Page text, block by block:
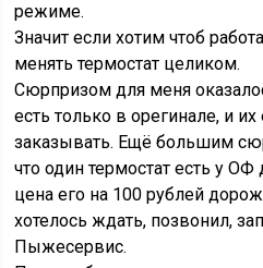
режиме.
Значит если хотим чтоб
менять термостат целиком.
Сюрпризом для меня
есть только в орегинале, и
заказывать. Ещё большим
что один термостат есть у
цена его на 100 рублей
хотелось ждать, позвонил,
Пыжесервис.